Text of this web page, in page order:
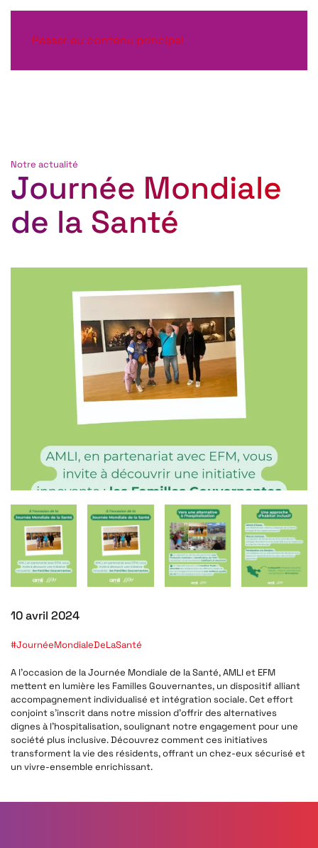
Passer au contenu principal
Notre actualité
Journée Mondiale
de la Santé
10 avril 2024
#JournéeMondialeDeLaSanté
A l’occasion de la Journée Mondiale de la Santé, AMLI et EFM
mettent en lumière les Familles Gouvernantes, un dispositif alliant
accompagnement individualisé et intégration sociale. Cet effort
conjoint s’inscrit dans notre mission d’offrir des alternatives
dignes à l’hospitalisation, soulignant notre engagement pour une
société plus inclusive. Découvrez comment ces initiatives
transforment la vie des résidents, offrant un chez-eux sécurisé et
un vivre-ensemble enrichissant.